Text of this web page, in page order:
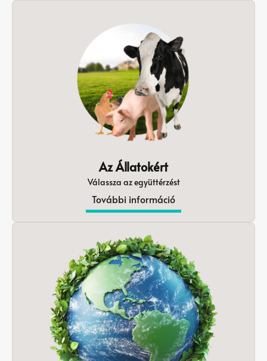
Az Állatokért
Válassza az együttérzést
További információ